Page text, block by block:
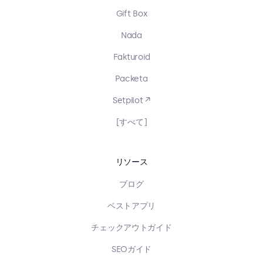
Gift Box
Nada
Fakturoid
Packeta
Setpilot ↗
[すべて]
リソース
ブログ
ベストアプリ
チェックアウトガイド
SEOガイド